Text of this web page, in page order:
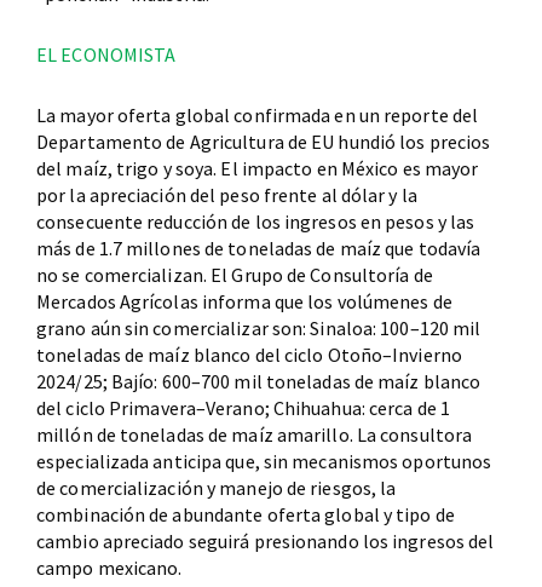
EL ECONOMISTA
La mayor oferta global confirmada en un reporte del
Departamento de Agricultura de EU hundió los precios
del maíz, trigo y soya. El impacto en México es mayor
por la apreciación del peso frente al dólar y la
consecuente reducción de los ingresos en pesos y las
más de 1.7 millones de toneladas de maíz que todavía
no se comercializan. El Grupo de Consultoría de
Mercados Agrícolas informa que los volúmenes de
grano aún sin comercializar son: Sinaloa: 100–120 mil
toneladas de maíz blanco del ciclo Otoño–Invierno
2024/25; Bajío: 600–700 mil toneladas de maíz blanco
del ciclo Primavera–Verano; Chihuahua: cerca de 1
millón de toneladas de maíz amarillo. La consultora
especializada anticipa que, sin mecanismos oportunos
de comercialización y manejo de riesgos, la
combinación de abundante oferta global y tipo de
cambio apreciado seguirá presionando los ingresos del
campo mexicano.